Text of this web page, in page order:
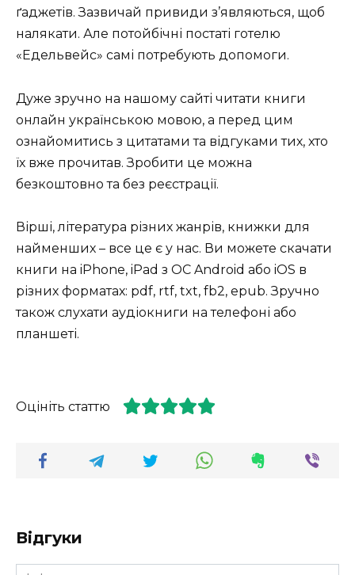
ґаджетів. Зазвичай привиди з’являються, щоб
налякати. Але потойбічні постаті готелю
«Едельвейс» самі потребують допомоги.
Дуже зручно на нашому сайті читати книги
онлайн українською мовою, а перед цим
ознайомитись з цитатами та відгуками тих, хто
їх вже прочитав. Зробити це можна
безкоштовно та без реєстрації.
Вірші, література різних жанрів, книжки для
найменших – все це є у нас. Ви можете скачати
книги на iPhone, iPad з ОС Android або iOS в
різних форматах: pdf, rtf, txt, fb2, epub. Зручно
також слухати аудіокниги на телефоні або
планшеті.
Оцініть статтю
Відгуки